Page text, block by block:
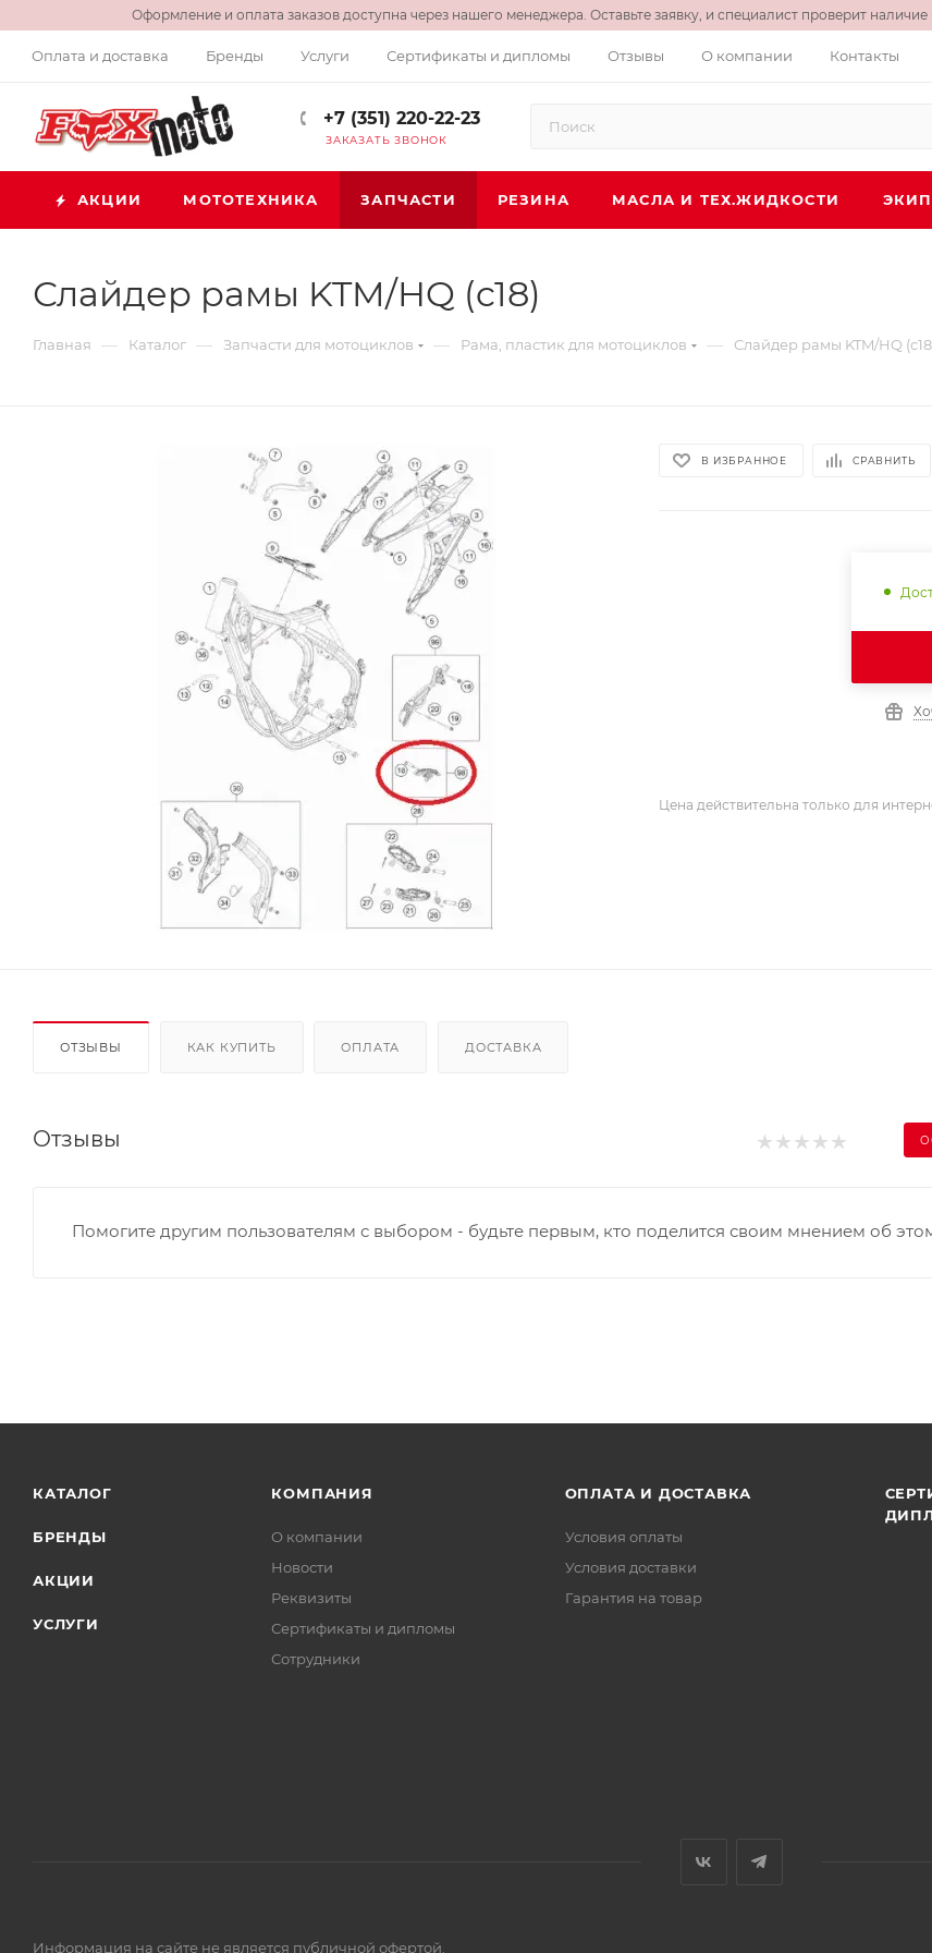
Оформление и оплата заказов доступна через нашего менеджера. Оставьте заявку, и специалист проверит
Оплата и доставка Бренды Услуги Сертификаты и дипломы Отзывы О компании Контакты
+7 (351) 220-22-23
ЗАКАЗАТЬ ЗВОНОК
АКЦИИ МОТОТЕХНИКА ЗАПЧАСТИ РЕЗИНА МАСЛА И ТЕХ.ЖИДКОСТИ
Слайдер рамы KTM/HQ (c18)
Главная — Каталог — Запчасти для мотоциклов — Рама, пластик для мотоциклов — Слайдер рамы KTM/HQ
В ИЗБРАННОЕ СРАВНИТЬ
Цена действительна только для
ОТЗЫВЫ КАК КУПИТЬ ОПЛАТА ДОСТАВКА
Отзывы
Помогите другим пользователям с выбором - будьте первым, кто поделится своим мнением об
КАТАЛОГ
БРЕНДЫ
АКЦИИ
УСЛУГИ
КОМПАНИЯ
О компании
Новости
Реквизиты
Сертификаты и дипломы
Сотрудники
ОПЛАТА И ДОСТАВКА
Условия оплаты
Условия доставки
Гарантия на товар
Информация на сайте не является публичной офертой.